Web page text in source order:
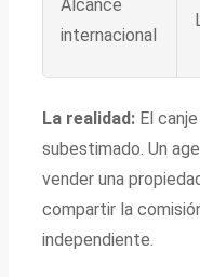
Alcance
internacional
La realidad: El
subestimado. Un
vender una
compartir la
independiente.